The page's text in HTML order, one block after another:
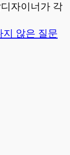
자이너가 각
지 않은 질문